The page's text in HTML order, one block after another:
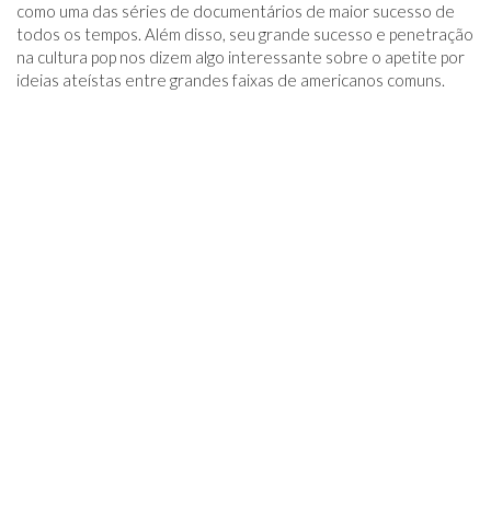
como uma das séries de documentários de maior sucesso de
todos os tempos. Além disso, seu grande sucesso e penetração
na cultura pop nos dizem algo interessante sobre o apetite por
ideias ateístas entre grandes faixas de americanos comuns.